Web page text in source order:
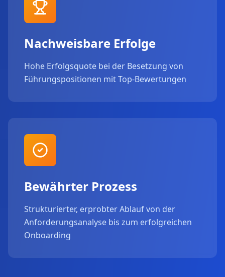
Nachweisbare Erfolge
Hohe Erfolgsquote bei der Besetzung von
Führungspositionen mit Top-Bewertungen
Bewährter Prozess
Strukturierter, erprobter Ablauf von der
Anforderungsanalyse bis zum erfolgreichen
Onboarding